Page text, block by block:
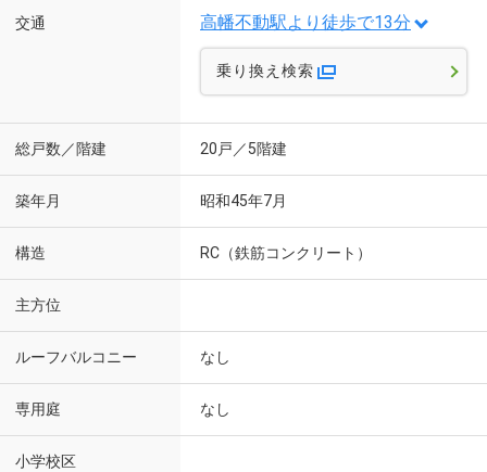
交通 高幡不動駅より徒歩で13分
乗り換え検索
総戸数／階建 20戸／5階建
築年月 昭和45年7月
構造 RC（鉄筋コンクリート）
主方位
ルーフバルコニー なし
専用庭 なし
小学校区